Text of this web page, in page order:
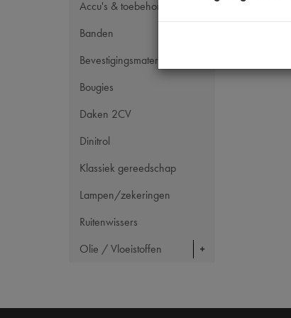
Accu's & toebehoren
Banden
Bevestigingsmateriaal
Bougies
Daken 2CV
Dinitrol
Klassiek gereedschap
Lampen/zekeringen
Ruitenwissers
Olie / Vloeistoffen